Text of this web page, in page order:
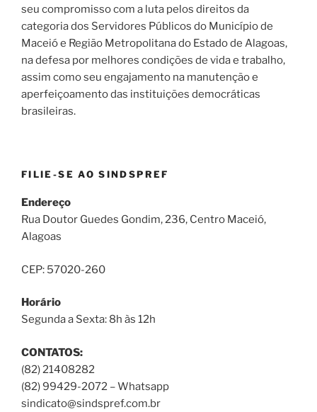
seu compromisso com a luta pelos direitos da
categoria dos Servidores Públicos do Município de
Maceió e Região Metropolitana do Estado de Alagoas,
na defesa por melhores condições de vida e trabalho,
assim como seu engajamento na manutenção e
aperfeiçoamento das instituições democráticas
brasileiras.
FILIE-SE AO SINDSPREF
Endereço
Rua Doutor Guedes Gondim, 236, Centro Maceió,
Alagoas
CEP: 57020-260
Horário
Segunda a Sexta: 8h às 12h
CONTATOS:
(82) 21408282
(82) 99429-2072 – Whatsapp
sindicato@sindspref.com.br